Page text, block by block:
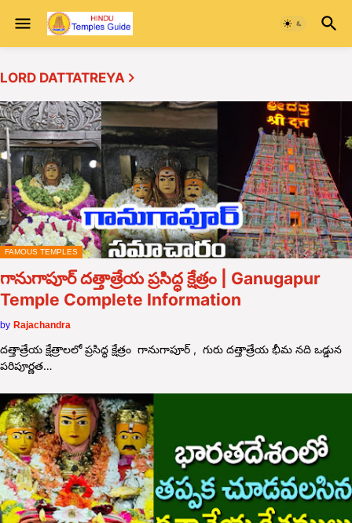
LORD DATTATREYA
FAMOUS TEMPLES
గానుగాపూర్ దత్తాత్రేయ ప్రసిద్ధ క్షేత్రం | Ganugapur
Temple Complete Information
by Rajachandra
దత్తాత్రేయ క్షేత్రాలలో ప్రసిద్ధ క్షేత్రం గానుగాపూర్ , గురు దత్తాత్రేయ భీమ నది ఒడ్డున
పరిపూర్ణత…